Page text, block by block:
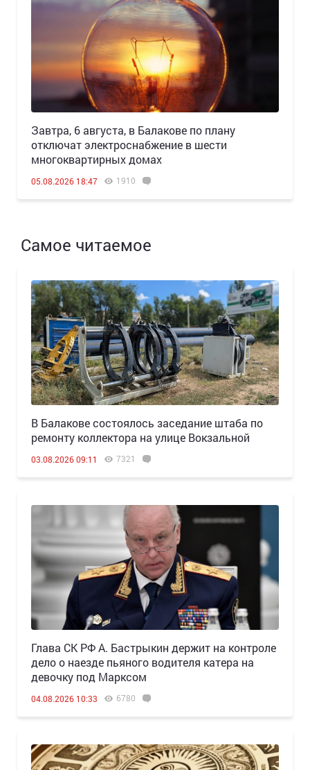
Завтра, 6 августа, в Балакове по плану
отключат электроснабжение в шести
многоквартирных домах
05.08.2026 18:47 1910
Самое читаемое
В Балакове состоялось заседание штаба по
ремонту коллектора на улице Вокзальной
03.08.2026 09:11 7321
Глава СК РФ А. Бастрыкин держит на контроле
дело о наезде пьяного водителя катера на
девочку под Марксом
04.08.2026 10:33 6780